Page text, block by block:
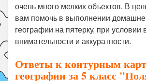
очень много мелких объектов. В
вам помочь в выполнении
географии на пятерку, при условии
внимательности и аккуратности.
Ответы к контурным
географии за 5 класс